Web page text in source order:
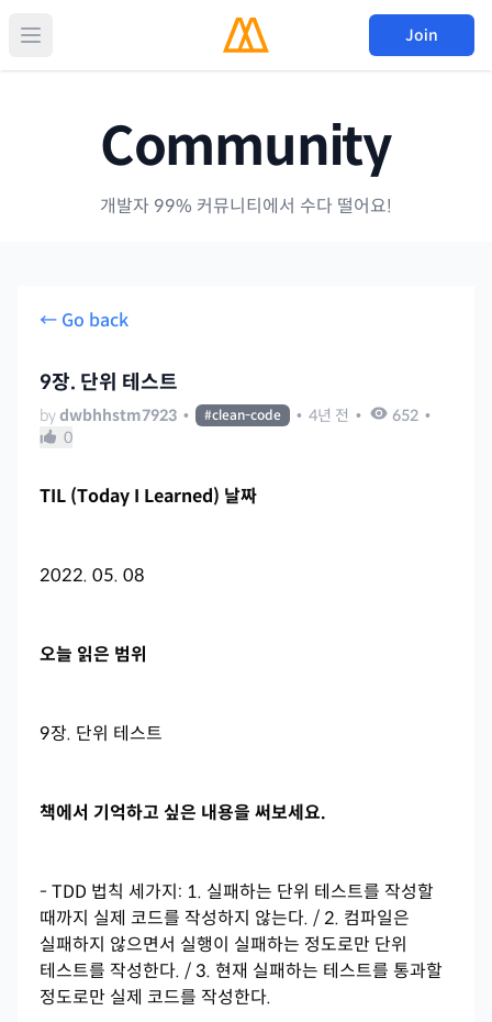
Join
Community
개발자 99% 커뮤니티에서 수다 떨어요!
← Go back
9장. 단위 테스트
bydwbhhstm7923 • #clean-code • 4년 전 • 652 •
0
TIL (Today I Learned) 날짜
2022. 05. 08
오늘 읽은 범위
9장. 단위 테스트
책에서 기억하고 싶은 내용을 써보세요.
- TDD 법칙 세가지: 1. 실패하는 단위 테스트를 작성할
때까지 실제 코드를 작성하지 않는다. / 2. 컴파일은
실패하지 않으면서 실행이 실패하는 정도로만 단위
테스트를 작성한다. / 3. 현재 실패하는 테스트를 통과할
정도로만 실제 코드를 작성한다.